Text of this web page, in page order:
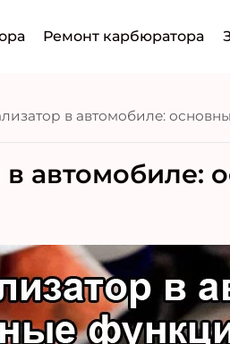
Ремонт карбюратора
в автомобиле: